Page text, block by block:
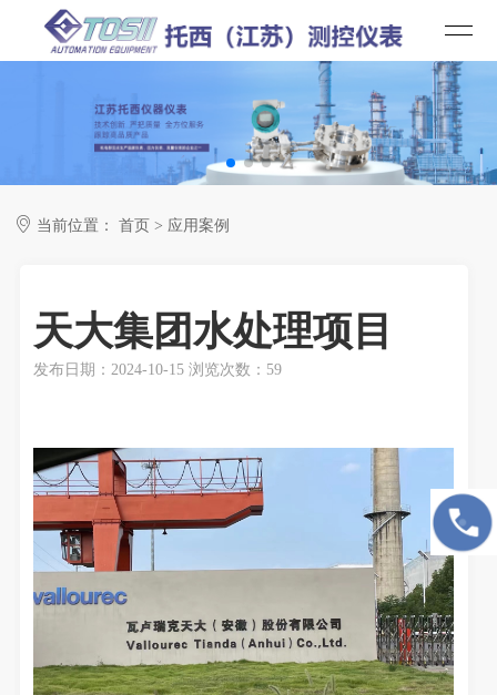
 当前位置：首页 > 应用案例
天大集团水处理项目
发布日期：2024-10-15 浏览次数：59